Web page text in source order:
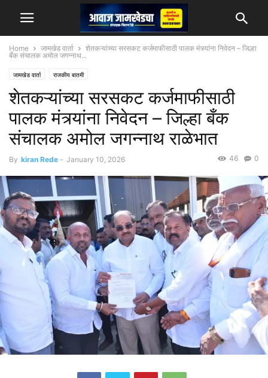
Home जामखेड वार्ता
शेतकऱ्यांच्या सरसकट कर्जमाफीसाठी पालक मंत्र्यांना निवेदन – जिल्हा
बँक संचालक अमोल जगन्नाथ...
जामखेड वार्ता राजकीय बातमी
शेतकऱ्यांच्या सरसकट कर्जमाफीसाठी
पालक मंत्र्यांना निवेदन – जिल्हा बँक
संचालक अमोल जगन्नाथ राळेभात
By kiran Rede - January 10, 2026 0
46